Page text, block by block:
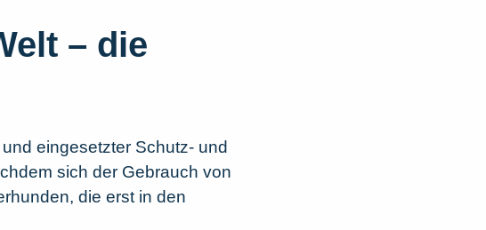
– die
eingesetzter Schutz- und
sich der Gebrauch von
die erst in den